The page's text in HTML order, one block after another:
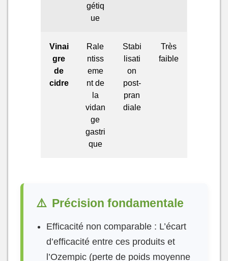
gétiq
ue
Vinai
gre
de
cidre
Rale
ntiss
eme
nt de
la
vidan
ge
gastri
que
Stabi
lisati
on
post-
pran
diale
Très
faible
⚠️ Précision fondamentale
Efficacité non comparable : L’écart
d’efficacité entre ces produits et
l’Ozempic (perte de poids moyenne